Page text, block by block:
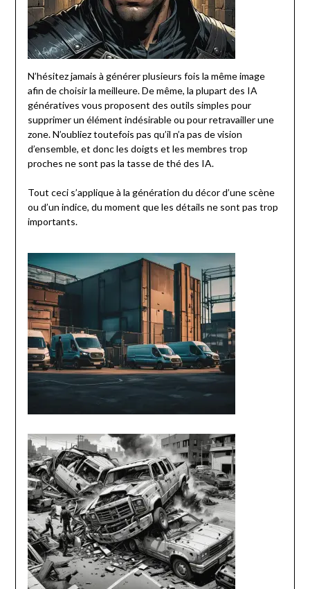
N’hésitez jamais à générer plusieurs fois la même image
afin de choisir la meilleure. De même, la plupart des IA
génératives vous proposent des outils simples pour
supprimer un élément indésirable ou pour retravailler une
zone. N’oubliez toutefois pas qu’il n’a pas de vision
d’ensemble, et donc les doigts et les membres trop
proches ne sont pas la tasse de thé des IA.
Tout ceci s’applique à la génération du décor d’une scène
ou d’un indice, du moment que les détails ne sont pas trop
importants.